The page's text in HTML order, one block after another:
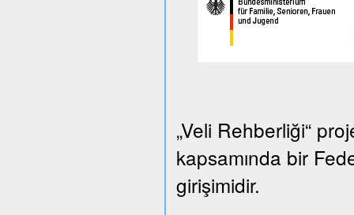
„Veli Rehberliği“
kapsamında bir
girişimidir.